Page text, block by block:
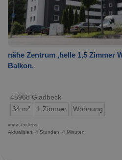
nähe Zentrum ,helle 1,5 Zimmer
Balkon.
45968 Gladbeck
34 m²
1 Zimmer Wohnung
immo-for-less
Aktualisiert: 4 Stunden, 4 Minuten